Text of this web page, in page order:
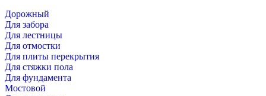
Дорожный
Для забора
Для лестницы
Для отмостки
Для плиты перекрытия
Для стяжки пола
Для фундамента
Мостовой